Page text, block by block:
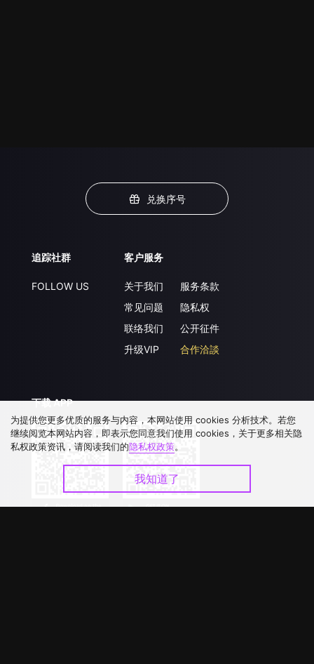
兑换序号
追踪社群
FOLLOW US
客户服务
关于我们
常见问题
联络我们
升级VIP
服务条款
隐私权
公开征件
合作洽談
下载 APP
为提供您更多优质的服务与内容，本网站使用 cookies 分析技术。若您
继续阅览本网站内容，即表示您同意我们使用 cookies，关于更多相关隐
私权政策资讯，请阅读我们的隐私权政策。
我知道了